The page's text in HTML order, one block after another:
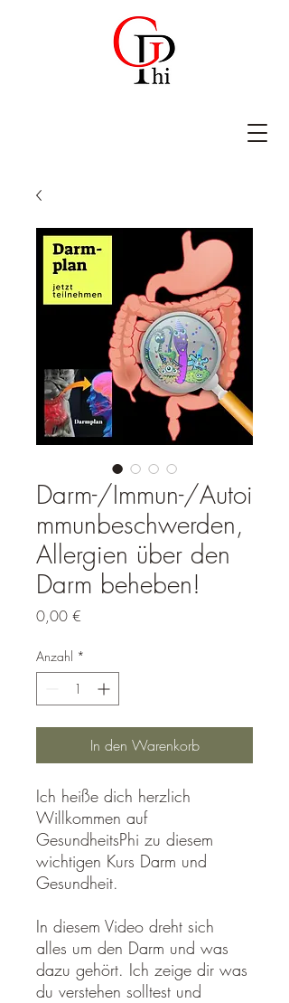
Darm-/Immun-/Autoi
mmunbeschwerden,
Allergien über den
Darm beheben!
0,00 €
Anzahl *
In den Warenkorb
Ich heiße dich herzlich
Willkommen auf
GesundheitsPhi zu diesem
wichtigen Kurs Darm und
Gesundheit.
In diesem Video dreht sich
alles um den Darm und was
dazu gehört. Ich zeige dir was
du verstehen solltest und